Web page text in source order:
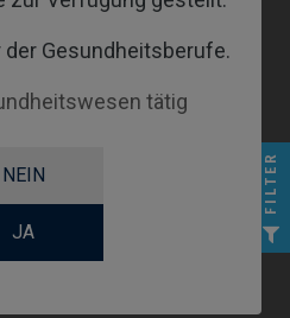
der Gesundheitsberufe.
tätig
NEIN
JA
FILTER